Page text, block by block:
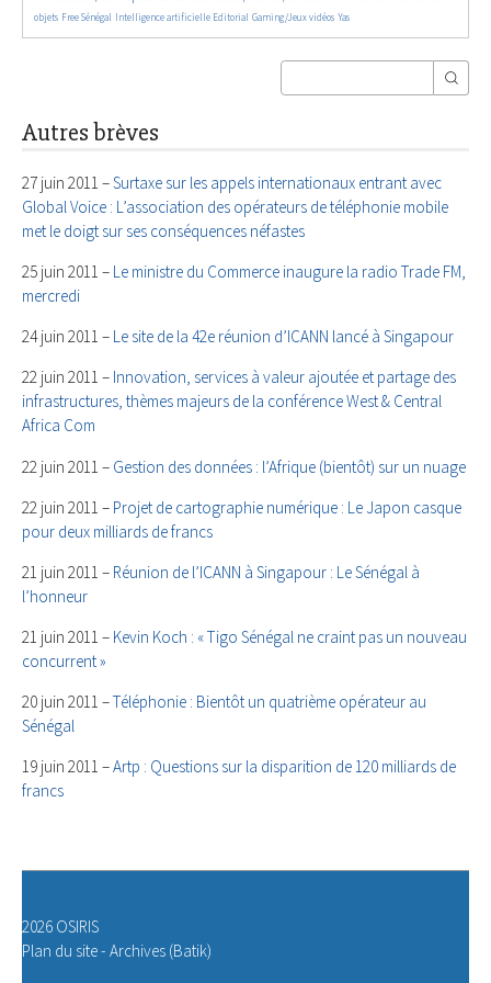
objets
180/5661Free Sénégal
843/5661 Intelligence artificielle
198/5661 Editorial
65/5661 Gaming/Jeux vidéos
24/5661 Yas
Autres brèves
27 juin 2011 –Surtaxe sur les appels internationaux entrant avec
Global Voice : L’association des opérateurs de téléphonie mobile
met le doigt sur ses conséquences néfastes
25 juin 2011 – Le ministre du Commerce inaugure la radio Trade FM,
mercredi
24 juin 2011 – Le site de la 42e réunion d’ICANN lancé à Singapour
22 juin 2011 – Innovation, services à valeur ajoutée et partage des
infrastructures, thèmes majeurs de la conférence West & Central
Africa Com
22 juin 2011 – Gestion des données : l’Afrique (bientôt) sur un nuage
22 juin 2011 – Projet de cartographie numérique : Le Japon casque
pour deux milliards de francs
21 juin 2011 – Réunion de l’ICANN à Singapour : Le Sénégal à
l’honneur
21 juin 2011 – Kevin Koch : « Tigo Sénégal ne craint pas un nouveau
concurrent »
20 juin 2011 –Téléphonie : Bientôt un quatrième opérateur au
Sénégal
19 juin 2011 –Artp : Questions sur la disparition de 120 milliards de
francs
2026 OSIRIS
Plan du site- Archives (Batik)